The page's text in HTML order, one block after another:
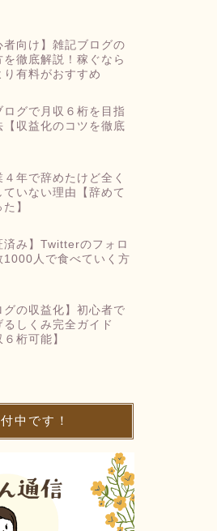
者向け】雑記ブログの
を徹底解説！稼ぐなら
り有料がおすすめ
ログで月収６桁を目指
【収益化のコツを徹底
４年で辞めたけど全く
ていない理由【辞めて
】
済み】Twitterのフォロ
1000人で食べていく方
グの収益化】初心者で
るしくみ完全ガイド
６桁可能】
中です！